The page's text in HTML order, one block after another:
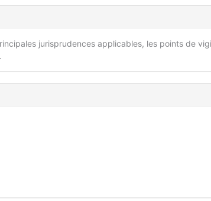
jurisprudences applicables, les points de